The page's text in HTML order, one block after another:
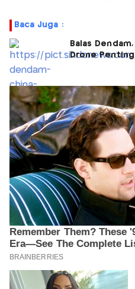
Baca Juga :
Balas
Drone Penting